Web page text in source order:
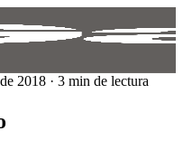
de 2018 · 3 min de lectura